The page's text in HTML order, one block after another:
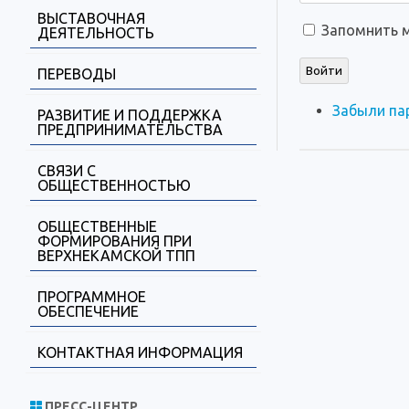
Запомнить
Войти
Забыли
ВЫСТАВОЧНАЯ
ДЕЯТЕЛЬНОСТЬ
ПЕРЕВОДЫ
РАЗВИТИЕ И ПОДДЕРЖКА
ПРЕДПРИНИМАТЕЛЬСТВА
СВЯЗИ С
ОБЩЕСТВЕННОСТЬЮ
ОБЩЕСТВЕННЫЕ
ФОРМИРОВАНИЯ ПРИ
ВЕРХНЕКАМСКОЙ ТПП
ПРОГРАММНОЕ
ОБЕСПЕЧЕНИЕ
КОНТАКТНАЯ ИНФОРМАЦИЯ